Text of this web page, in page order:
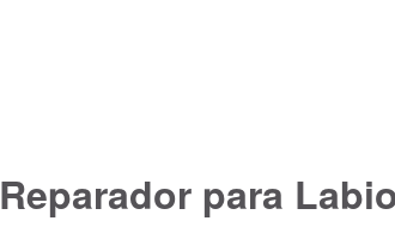
Reparador para